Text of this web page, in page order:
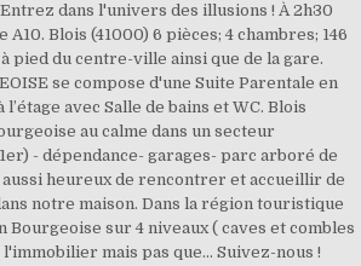
dans l'univers des illusions ! À 2h30
Blois (41000) 6 pièces; 4 chambres; 146
pied du centre-ville ainsi que de la gare.
se compose d'une Suite Parentale en
l’étage avec Salle de bains et WC. Blois
au calme dans un secteur
- dépendance- garages- parc arboré de
aussi heureux de rencontrer et accueillir de
notre maison. Dans la région touristique
Bourgeoise sur 4 niveaux ( caves et combles
mais pas que... Suivez-nous !